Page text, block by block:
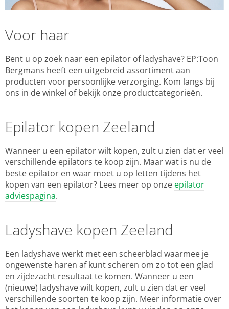
Voor haar
Bent u op zoek naar een epilator of ladyshave? EP:Toon
Bergmans heeft een uitgebreid assortiment aan
producten voor persoonlijke verzorging. Kom langs bij
ons in de winkel of bekijk onze productcategorieën.
Epilator kopen Zeeland
Wanneer u een epilator wilt kopen, zult u zien dat er veel
verschillende epilators te koop zijn. Maar wat is nu de
beste epilator en waar moet u op letten tijdens het
kopen van een epilator? Lees meer op onze epilator
adviespagina.
Ladyshave kopen Zeeland
Een ladyshave werkt met een scheerblad waarmee je
ongewenste haren af kunt scheren om zo tot een glad
en zijdezacht resultaat te komen. Wanneer u een
(nieuwe) ladyshave wilt kopen, zult u zien dat er veel
verschillende soorten te koop zijn. Meer informatie over